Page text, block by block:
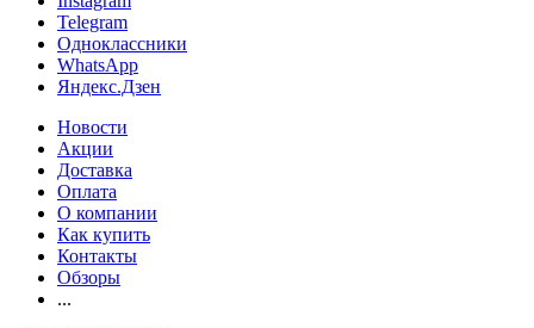
Telegram
Одноклассники
WhatsApp
Яндекс.Дзен
Новости
Акции
Доставка
Оплата
О компании
Как купить
Контакты
Обзоры
...